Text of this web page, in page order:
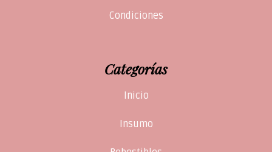
Condiciones
Categorías
Inicio
Insumo